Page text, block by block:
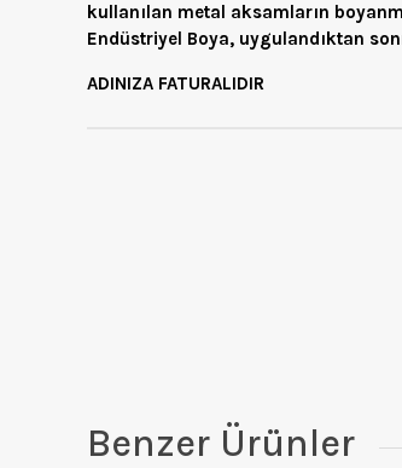
kullanılan metal aksamların
Endüstriyel Boya, uygulandıktan
ADINIZA FATURALIDIR
Benzer Ürünler